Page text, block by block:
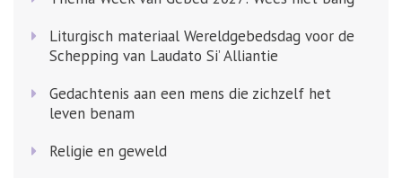
Liturgisch materiaal Wereldgebedsdag voor de
Schepping van Laudato Si’ Alliantie
Gedachtenis aan een mens die zichzelf het
leven benam
Religie en geweld